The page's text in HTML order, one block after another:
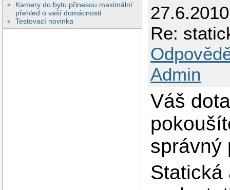
Kamery do bytu přinesou maximální
přehled o vaší domácnosti
Testovací novinka
Re:
Admin
Váš
správný
Statická